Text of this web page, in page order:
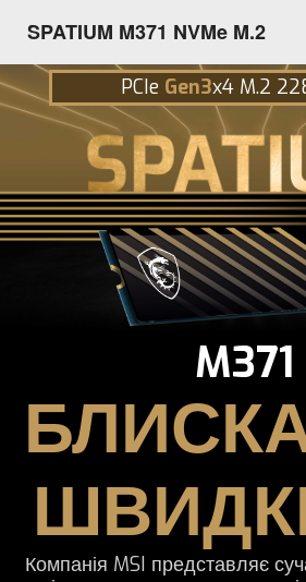
SPATIUM M371 NVMe M.2
PCIe Gen3x4 M.2
M371
Компанія MSI представляє